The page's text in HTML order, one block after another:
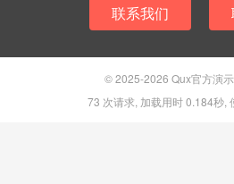
联系我们
© 2025-2026 Qux官方演
73 次请求, 加载用时 0.184秒,